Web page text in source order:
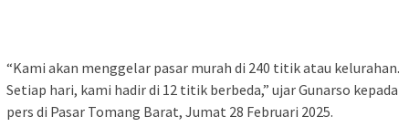
“Kami akan menggelar pasar murah di 240 titik atau kelurahan.
Setiap hari, kami hadir di 12 titik berbeda,” ujar Gunarso kepada
pers di Pasar Tomang Barat, Jumat 28 Februari 2025.